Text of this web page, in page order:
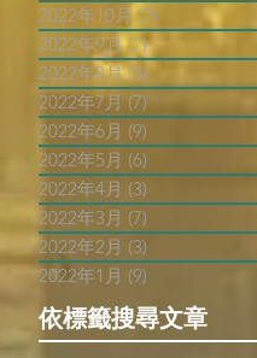
2022年10月 (7) 7 篇文章
2022年9月 (7)7 篇文章
2022年8月 (5)
2022年7月 (7)
2022年6月 (9)
2022年5月 (6)
2022年4月 (3)
2022年3月 (7)
2022年2月 (3)
2022年1月 (9)
依標籤搜尋文章